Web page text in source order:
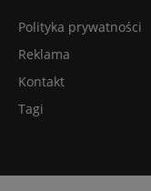
Polityka prywatności
Reklama
Kontakt
Tagi